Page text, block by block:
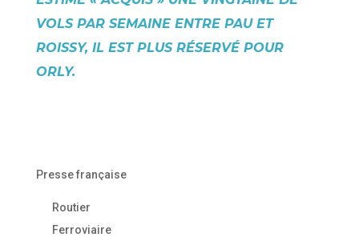
VOLS PAR SEMAINE ENTRE PAU ET
ROISSY, IL EST PLUS RÉSERVÉ POUR
ORLY.
Presse française
Routier
Ferroviaire